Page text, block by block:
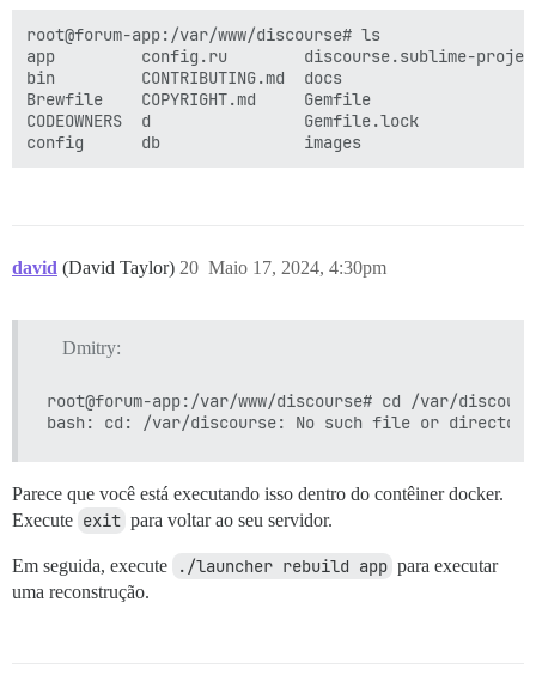
root@forum-app:/var/www/discourse# ls
app         config.ru        discourse.sublime-
bin         CONTRIBUTING.md  docs
Brewfile    COPYRIGHT.md     Gemfile
CODEOWNERS  d                Gemfile.lock
david (David Taylor) Maio 17, 2024, 4:30pm
20
Dmitry:
root@forum-app:/var/www/discourse# cd /var/
Parece que você está executando isso dentro do contêiner docker.
Execute exit para voltar ao seu servidor.
Em seguida, execute ./launcher rebuild app para executar
uma reconstrução.